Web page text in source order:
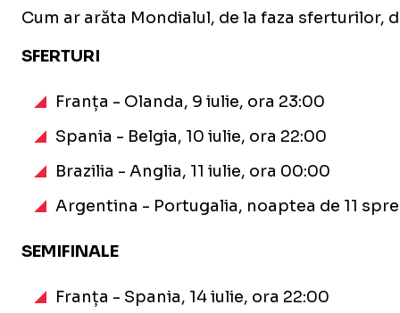
Cum ar arăta Mondialul, de la faza sferturilor,
SFERTURI
Franța - Olanda, 9 iulie, ora 23:00
Spania - Belgia, 10 iulie, ora 22:00
Brazilia - Anglia, 11 iulie, ora 00:00
Argentina - Portugalia, noaptea de 11
SEMIFINALE
Franța - Spania, 14 iulie, ora 22:00